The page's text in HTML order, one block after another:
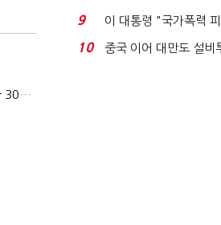
카카오, 올해 임금협약 최종 타결…연봉 6.3% 인상·격려금 300만원
빈 매대 채우며 문 연 ...
9
이 대통령 "국가폭력
적극적 조사로 진...
10
중국 이어 대만도 설비